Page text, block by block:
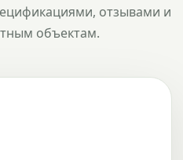
отзывами и
объектам.